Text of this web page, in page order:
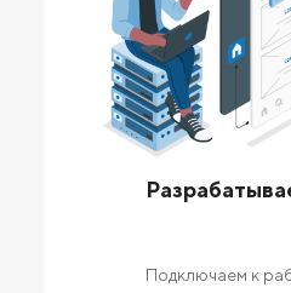
Подключаем к